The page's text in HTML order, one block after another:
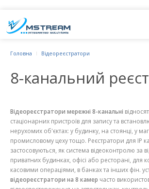
Головна Відеореєстратори
8-канальний
Відеореєстратори мережні 8-канальні
стаціонарних пристроїв для запису та
нерухомих об'єктах: у будинку, на стоянці, у
промисловому цеху тощо. Реєстратори для IP
застосовуються, як система відеоконтролю за
приватних будинках, офісі або ресторані, для
касовими операціями, в банках та інших фін.
відеореєстратори на 8 камер часто